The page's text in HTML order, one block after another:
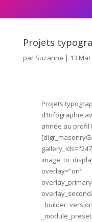
Projets
par Suzanne | 13
Projets
d'Infographie
année au profil
overlay="on"